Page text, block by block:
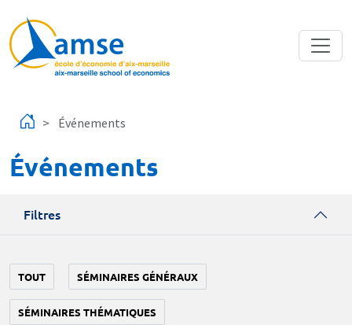
Événements
Événements
Filtres
TOUT SÉMINAIRES GÉNÉRAUX
SÉMINAIRES THÉMATIQUES